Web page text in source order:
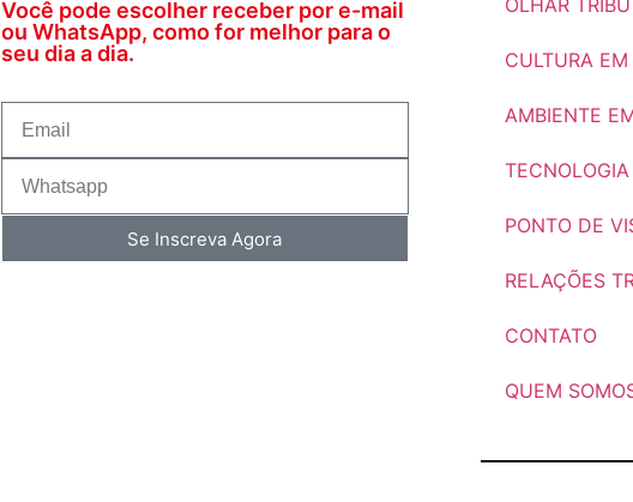
Você pode escolher receber por e-mail
ou WhatsApp, como for melhor para o
seu dia a dia.
Se Inscreva Agora
OLHAR
CULTURA
AMBIENTE
PONTO DE
RELAÇÕES
CONTATO
QUEM